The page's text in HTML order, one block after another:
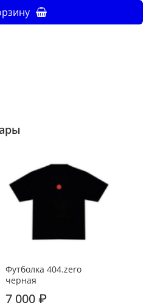
Футболка 404.zero
черная
7 000 ₽